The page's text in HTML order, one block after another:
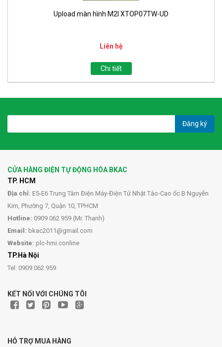
Upload màn hình M2I XTOP07TW-UD
Liên hệ
Chi tiết
Đăng ký
CỬA HÀNG ĐIỆN TỰ ĐỘNG HÓA BKAC
TP. HCM
Địa chỉ: E5-E6 Trung Tâm Điện Máy-Điện Tử Nhật Tảo-Cao ốc B Nguyễn
Kim, Phường 7, Quận 10, TPHCM
Hotline: 0909 062 959 (Mr. Thanh)
Email: bkac2011@gmail.com
Website: plc-hmi.conline
TP.Hà Nội
Tel: 0909 062 959
KẾT NỐI VỚI CHÚNG TÔI
HỖ TRỢ MUA HÀNG